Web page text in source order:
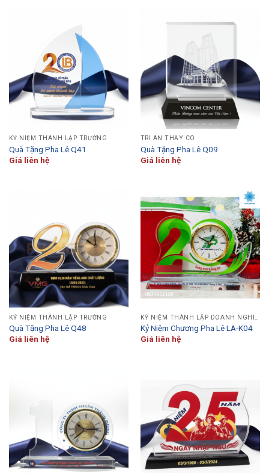
KỶ NIỆM THÀNH LẬP TRƯỜNG
Quà Tặng Pha Lê Q41
Giá liên hệ
TRI ÂN THẦY CÔ
Quà Tặng Pha Lê Q09
Giá liên hệ
KỶ NIỆM THÀNH LẬP TRƯỜNG
Quà Tặng Pha Lê Q48
Giá liên hệ
Kỷ Niệm Chương Pha Lê LA-K04
Giá liên hệ